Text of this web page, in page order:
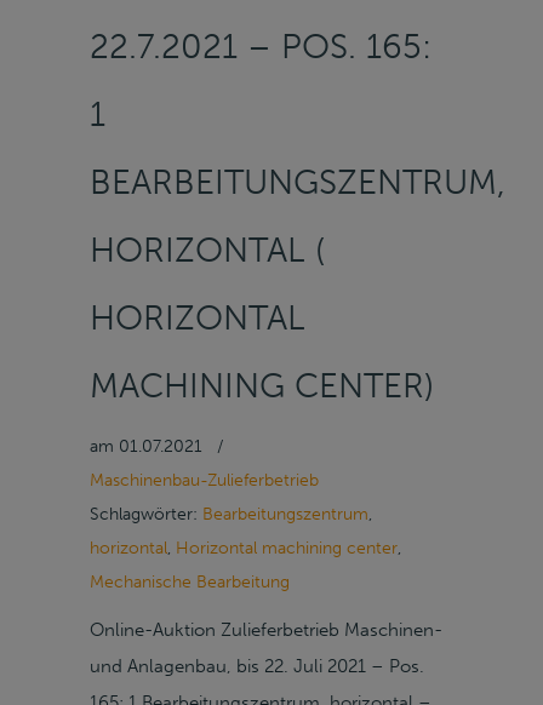
22.7.2021 – POS. 165:
1
BEARBEITUNGSZENTRUM,
HORIZONTAL (
HORIZONTAL
MACHINING CENTER)
am 01.07.2021
/
Maschinenbau-Zulieferbetrieb
Schlagwörter: Bearbeitungszentrum,
horizontal, Horizontal machining center,
Mechanische Bearbeitung
Online-Auktion Zulieferbetrieb Maschinen-
und Anlagenbau, bis 22. Juli 2021 – Pos.